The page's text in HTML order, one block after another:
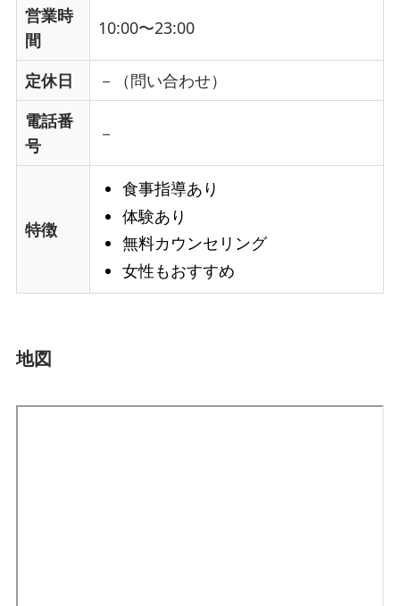
営業時
間
10:00〜23:00
定休日
－（問い合わせ）
電話番
号
－
特徴
食事指導あり
体験あり
無料カウンセリング
女性もおすすめ
地図